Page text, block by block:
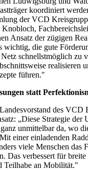
koordiniert
der VCD
Knobloch,
Ansatz der zügigen
wichtig, die gute
schnellst­möglich zu
realisieren
führen."
statt
des VCD
„Diese Strategie der
unmittelbar da, wo
einer einladenden
viele Menschen das
Das ver­bessert für
Teilhabe an Mobilität."